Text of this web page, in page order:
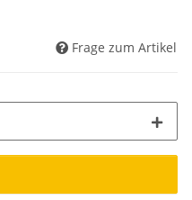
Frage zum Artikel